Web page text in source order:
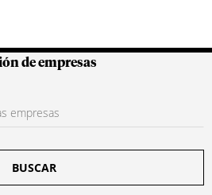
Colombianas
de empresas
BUSCAR